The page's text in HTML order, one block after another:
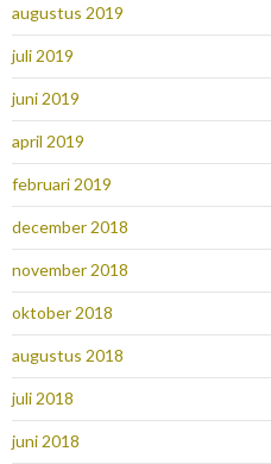
augustus 2019
juli 2019
juni 2019
april 2019
februari 2019
december 2018
november 2018
oktober 2018
augustus 2018
juli 2018
juni 2018